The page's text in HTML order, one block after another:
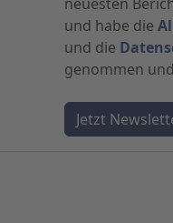
und habe die
und die
genommen